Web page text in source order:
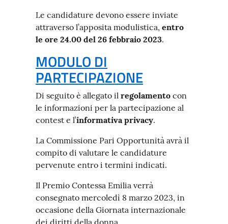
Le candidature devono essere inviate
attraverso l’apposita modulistica, entro
le ore 24.00 del 26 febbraio 2023.
MODULO DI
PARTECIPAZIONE
Di seguito è allegato il regolamento con
le informazioni per la partecipazione al
contest e l’informativa privacy.
La Commissione Pari Opportunità avrà il
compito di valutare le candidature
pervenute entro i termini indicati.
Il Premio Contessa Emilia verrà
consegnato mercoledì 8 marzo 2023, in
occasione della Giornata internazionale
dei diritti della donna.